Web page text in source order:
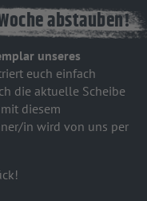
abstauben!
unseres
euch einfach
die aktuelle Scheibe
diesem
in wird von uns per